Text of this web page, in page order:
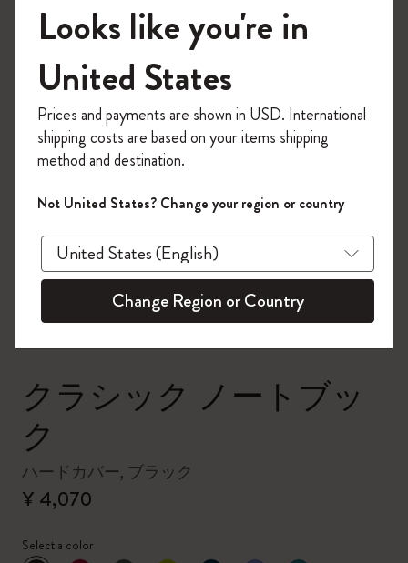
クラシック ノートブッ
ク
ハードカバー, ブラック
¥ 4,070
Select a color
モレスキンの世界へようこそ
「WELCOME10」を入力すると、初回注
文が10%オフ＋送料無料になります。セ
ール・アウトレット品は適用外。
Moleskineアカウントを作成して限定オフ
ァーや会員特典、さらに多くのインスピ
レーションを手に入れましょう。
今すぐ会員登録 !
Looks like you're in
United States
Prices and payments are shown in USD. International
shipping costs are based on your items shipping
method and destination.
Not United States? Change your region or country
Change Region or Country